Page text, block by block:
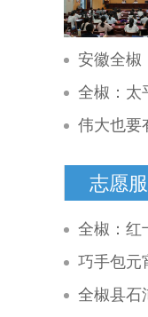
安徽全椒
全椒：太
伟大也要
志愿
全椒：红
巧手包元
全椒县石